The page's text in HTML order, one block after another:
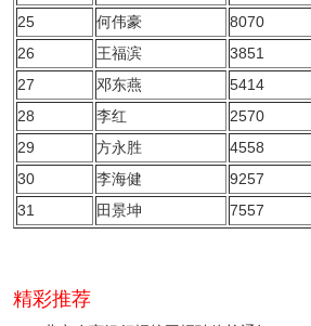
25
何伟豪
8070
26
王福滨
3851
27
邓东燕
5414
28
李红
2570
29
方永胜
4558
30
李海健
9257
31
田景坤 7557
精彩推荐